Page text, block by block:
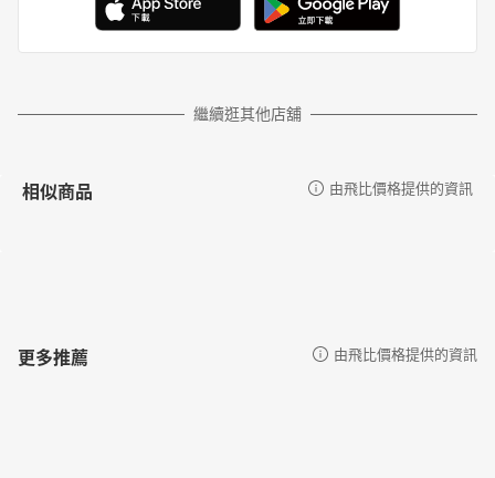
繼續逛其他店舖
相似商品 由飛比價格提供的資訊
更多推薦 由飛比價格提供的資訊